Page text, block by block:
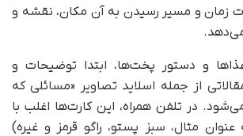
زمان و مسیر رسیدن به آن مکان، نقشه و
و دستور پخت‌ها، ابتدا توضیحات و
از جمله اسلاید تصاویر «مسائلی که
در تلفن همراه، این کارت‌ها اغلب با
مثال، سبز پستو، راگو قرمز و غیره)